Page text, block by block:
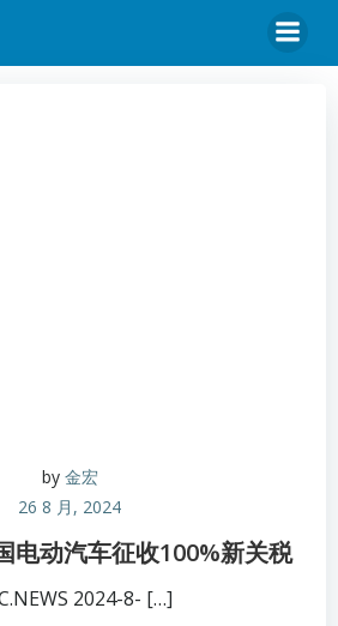
by 金宏
26 8 月, 2024
电动汽车征收100%新关税
2024-8- […]